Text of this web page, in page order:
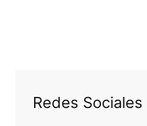
Redes Sociales